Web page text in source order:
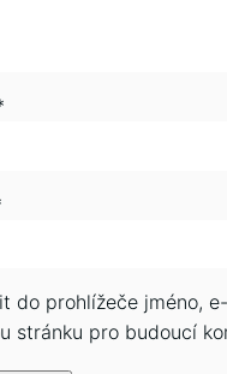
do prohlížeče jméno,
stránku pro budoucí